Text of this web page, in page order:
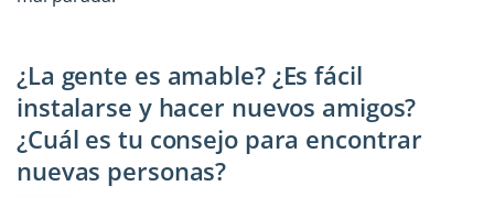
¿La gente es amable? ¿Es fácil
instalarse y hacer nuevos amigos?
¿Cuál es tu consejo para encontrar
nuevas personas?